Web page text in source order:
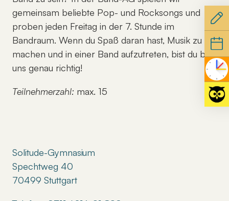
gemeinsam beliebte Pop- und Rocksongs und
proben jeden Freitag in der 7. Stunde im
Bandraum. Wenn du Spaß daran hast, Musik zu
machen und in einer Band aufzutreten, bist du bei
uns genau richtig!
Teilnehmerzahl: max. 15
Solitude-Gymnasium
Spechtweg 40
70499 Stuttgart